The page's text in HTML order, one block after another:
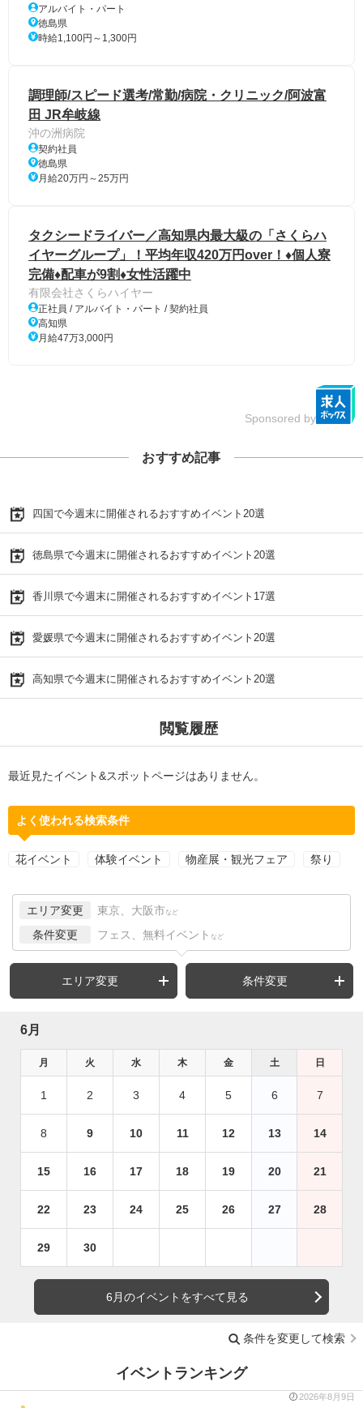
アルバイト・パート
徳島県
時給1,100円～1,300円
調理師/スピード選考/常勤/病院・クリニック/阿波富
田 JR牟岐線
沖の洲病院
契約社員
徳島県
月給20万円～25万円
タクシードライバー／高知県内最大級の「さくらハ
イヤーグループ」！平均年収420万円over！♦個人寮
完備♦配車が9割♦女性活躍中
有限会社さくらハイヤー
正社員 / アルバイト・パート / 契約社員
高知県
月給47万3,000円
Sponsored by
おすすめ記事
四国で今週末に開催されるおすすめイベント20選
徳島県で今週末に開催されるおすすめイベント20選
香川県で今週末に開催されるおすすめイベント17選
愛媛県で今週末に開催されるおすすめイベント20選
高知県で今週末に開催されるおすすめイベント20選
閲覧履歴
最近見たイベント&スポットページはありません。
よく使われる検索条件
花イベント 体験イベント 物産展・観光フェア 祭り
エリア変更 東京、大阪市 など
条件変更 フェス、無料イベント など
エリア変更 条件変更
6月
月 火 水 木 金 土 日
1 2 3 4 5 6 7
8 9 10 11 12 13 14
15 16 17 18 19 20 21
22 23 24 25 26 27 28
29 30
6月のイベントをすべて見る
条件を変更して検索
イベントランキング
2026年8月9日